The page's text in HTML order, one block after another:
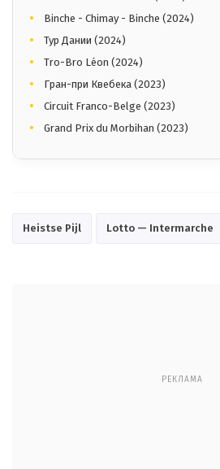
Binche - Chimay - Binche (2024)
Тур Дании (2024)
Tro-Bro Léon (2024)
Гран-при Квебека (2023)
Circuit Franco-Belge (2023)
Grand Prix du Morbihan (2023)
Heistse Pijl Lotto — Intermarche
РЕКЛАМА